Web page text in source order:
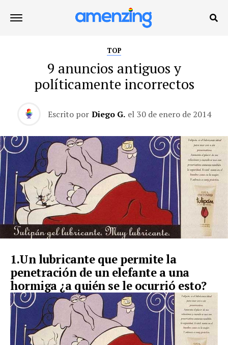
TOP
9 anuncios antiguos y
políticamente incorrectos
Escrito por Diego G. el 30 de enero de 2014
1.Un lubricante que permite la
penetración de un elefante a una
hormiga ¿a quién se le ocurrió esto?